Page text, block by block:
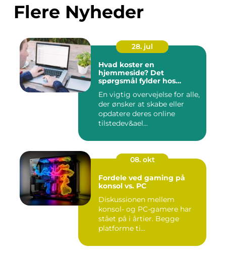
Flere Nyheder
28. jul
Hvad koster en
hjemmeside? Det
spørgsmål fylder hos
En vigtig overvejelse for alle,
der ønsker at skabe eller
opdatere deres online
tilstedev&ael...
08. okt
Fordele ved gaming på
konsol vs. PC
Diskussionen mellem
konsol- og PC-gamere har
stået på i årtier. Begge
platforme ti...